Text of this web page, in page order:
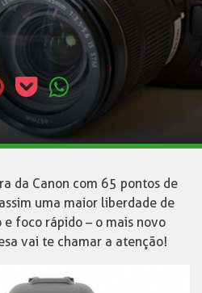
da Canon com 65 pontos de
uma maior liberdade de
e foco rápido – o mais novo
vai te chamar a atenção!